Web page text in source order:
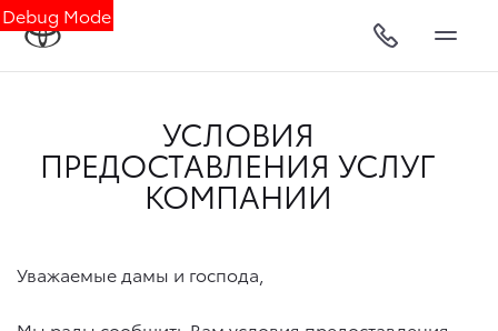
Debug Mode
УСЛОВИЯ
ПРЕДОСТАВЛЕНИЯ УСЛУГ
КОМПАНИИ
Уважаемые дамы и господа,